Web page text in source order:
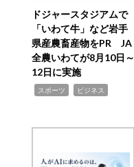
ドジャースタジアムで
「いわて牛」など岩手
県産農畜産物をPR JA
全農いわてが8月10日～
12日に実施
スポーツ ビジネス